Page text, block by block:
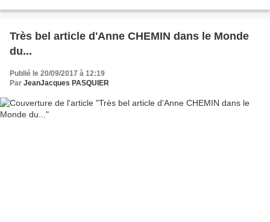
Très bel article d'Anne CHEMIN dans le Monde
du...
Publié le 20/09/2017 à 12:19
Par JeanJacques PASQUIER